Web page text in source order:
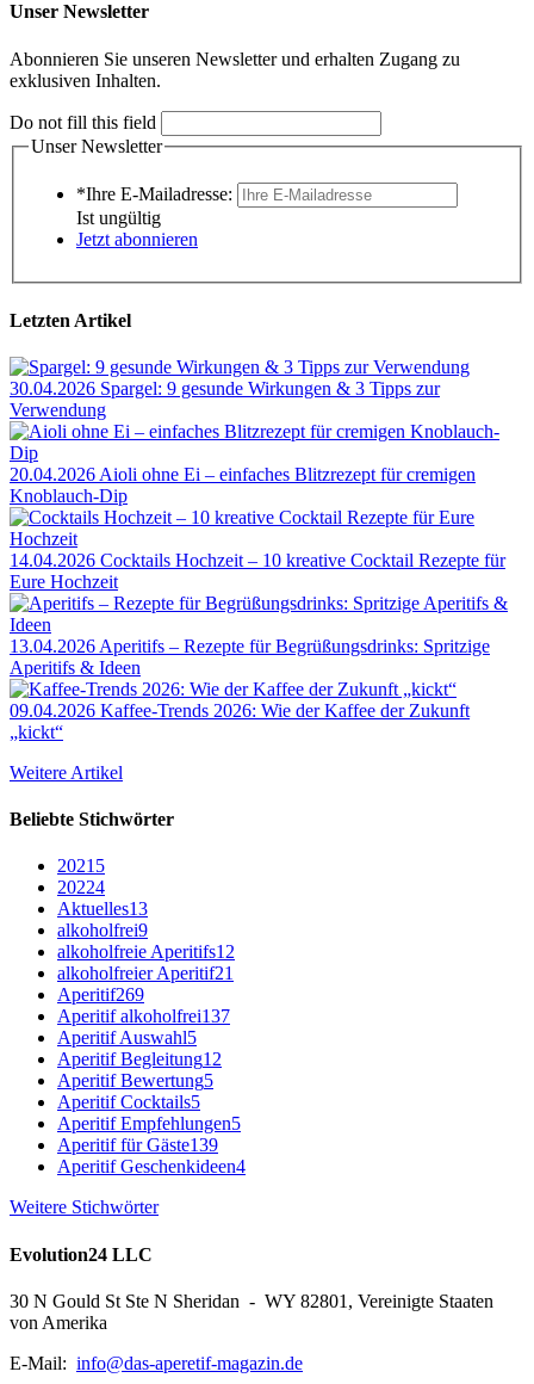
Unser Newsletter
Abonnieren Sie unseren Newsletter und erhalten Zugang zu
exklusiven Inhalten.
Do not fill this field
Unser Newsletter
*Ihre E-Mailadresse:
Ist ungültig
Jetzt abonnieren
Letzten Artikel
30.04.2026 Spargel: 9 gesunde Wirkungen & 3 Tipps zur
Verwendung
20.04.2026 Aioli ohne Ei – einfaches Blitzrezept für cremigen
Knoblauch-Dip
14.04.2026 Cocktails Hochzeit – 10 kreative Cocktail Rezepte für
Eure Hochzeit
13.04.2026 Aperitifs – Rezepte für Begrüßungsdrinks: Spritzige
Aperitifs & Ideen
09.04.2026 Kaffee-Trends 2026: Wie der Kaffee der Zukunft
„kickt“
Weitere Artikel
Beliebte Stichwörter
2021 5
20224
Aktuelles13
alkoholfrei9
alkoholfreie Aperitifs12
alkoholfreier Aperitif21
Aperitif269
Aperitif alkoholfrei137
Aperitif Auswahl5
Aperitif Begleitung12
Aperitif Bewertung5
Aperitif Cocktails5
Aperitif Empfehlungen5
Aperitif für Gäste139
Aperitif Geschenkideen4
Weitere Stichwörter
Evolution24 LLC
30 N Gould St Ste N Sheridan - WY 82801, Vereinigte Staaten
von Amerika
E-Mail: info@das-aperetif-magazin.de